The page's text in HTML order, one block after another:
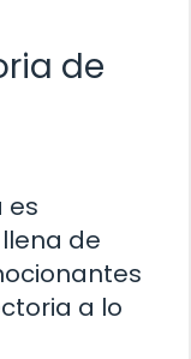
de
es
de
a lo